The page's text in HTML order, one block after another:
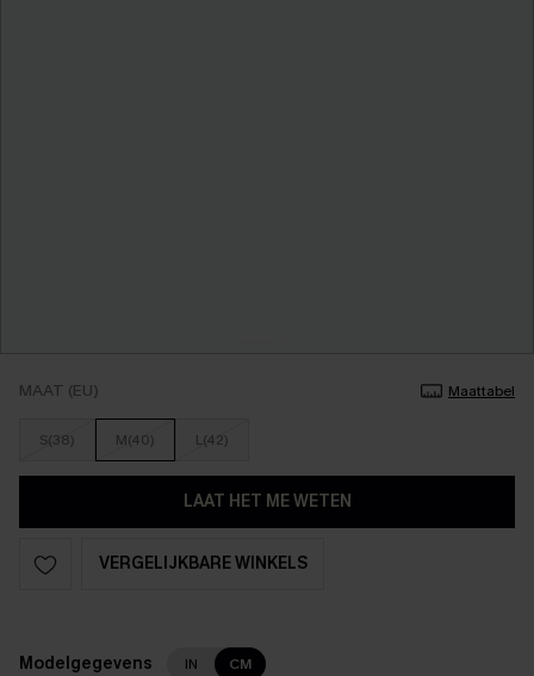
MAAT (EU) Maattabel
S(38) M(40) L(42)
LAAT HET ME WETEN
VERGELIJKBARE WINKELS
Modelgegevens IN CM